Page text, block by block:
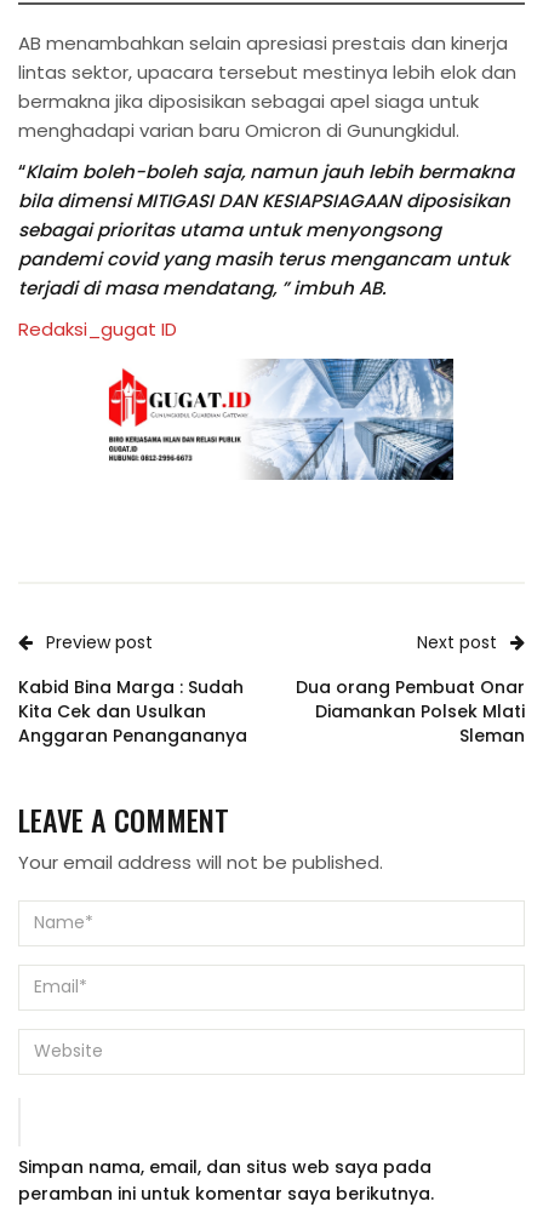
AB menambahkan selain apresiasi prestais dan kinerja
lintas sektor, upacara tersebut mestinya lebih elok dan
bermakna jika diposisikan sebagai apel siaga untuk
menghadapi varian baru Omicron di Gunungkidul.
“Klaim boleh-boleh saja, namun jauh lebih bermakna
bila dimensi MITIGASI DAN KESIAPSIAGAAN diposisikan
sebagai prioritas utama untuk menyongsong
pandemi covid yang masih terus mengancam untuk
terjadi di masa mendatang, ” imbuh AB.
Redaksi_gugat ID
Preview post
Kabid Bina Marga : Sudah
Kita Cek dan Usulkan
Anggaran Penangananya
Next post
Dua orang Pembuat Onar
Diamankan Polsek Mlati
Sleman
LEAVE A COMMENT
Your email address will not be published.
Simpan nama, email, dan situs web saya pada
peramban ini untuk komentar saya berikutnya.